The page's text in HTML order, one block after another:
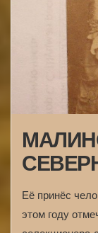
Её принёс
этом году